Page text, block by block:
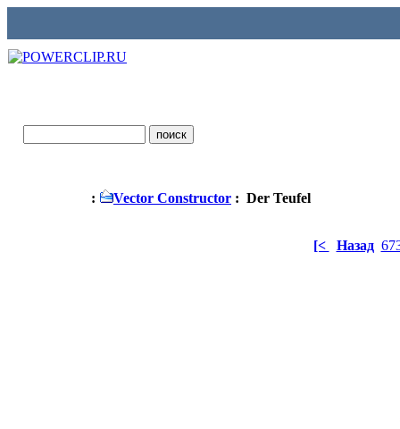
: Vector Constructor : Der Teufel
[< Назад